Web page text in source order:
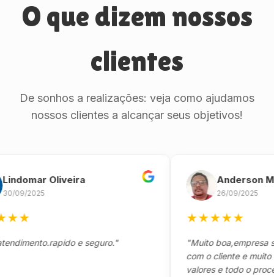
O que dizem nossos
clientes
De sonhos a realizações: veja como ajudamos
nossos clientes a alcançar seus objetivos!
Oliveira
2025
e seguro."
Anderson
26/09/2025
★★★
"Muito boa,empresa séria
com o cliente e muito
valores e todo o processo